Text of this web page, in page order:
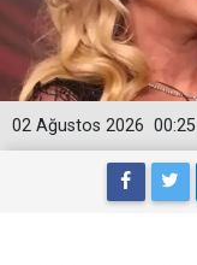
00:25
02 Ağustos 2026